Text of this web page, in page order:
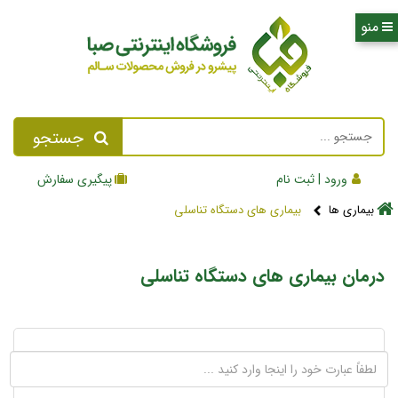
جستجو
ورود | ثبت نام پیگیری سفارش
بیماری ها بیماری های دستگاه تناسلی
درمان بیماری های دستگاه تناسلی